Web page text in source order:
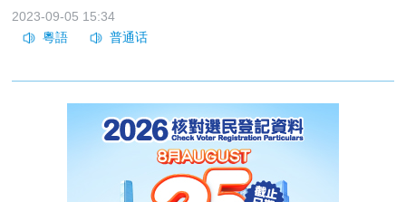
2023-09-05 15:34